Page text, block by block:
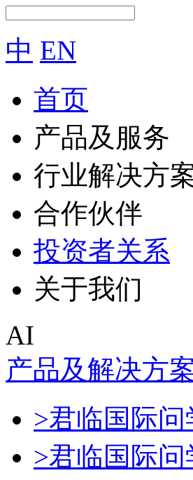
中 EN
首页
产品及服务
行业解决方
合作伙伴
投资者关系
关于我们
AI
产品及解决方
>君临国际
>君临国际